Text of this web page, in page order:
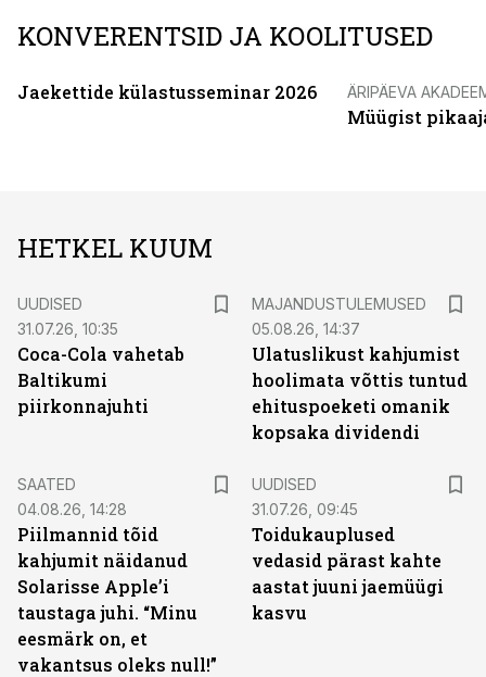
KONVERENTSID JA KOOLITUSED
Jaekettide külastusseminar 2026 ÄRIPÄEVA
Müügist
HETKEL KUUM
UUDISED
31.07.26, 10:35
Coca-Cola vahetab
Baltikumi
piirkonnajuhti
MAJANDUSTULEMUSED
05.08.26, 14:37
Ulatuslikust kahjumist
hoolimata võttis tuntud
ehituspoeketi omanik
kopsaka dividendi
SAATED
04.08.26, 14:28
Piilmannid tõid
kahjumit näidanud
Solarisse Apple’i
taustaga juhi. “Minu
eesmärk on, et
vakantsus oleks null!”
UUDISED
31.07.26, 09:45
Toidukauplused
vedasid pärast kahte
aastat juuni jaemüügi
kasvu